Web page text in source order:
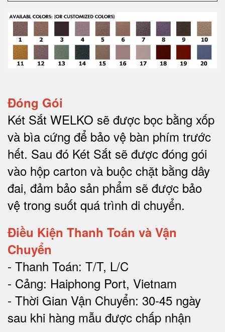
Đóng Gói
Két Sắt WELKO sẽ được bọc bằng xốp
và bìa cứng để bảo vệ bàn phím trước
hết. Sau đó Két Sắt sẽ được đóng gói
vào hộp carton và buộc chặt bằng dây
đai, đảm bảo sản phẩm sẽ được bảo
vệ trong suốt quá trình di chuyển.
Điều Kiện Thanh Toán và Vận
Chuyển
- Thanh Toán: T/T, L/C
- Cảng: Haiphong Port, Vietnam
- Thời Gian Vận Chuyển: 30-45 ngày
sau khi hàng mẫu được chấp nhận